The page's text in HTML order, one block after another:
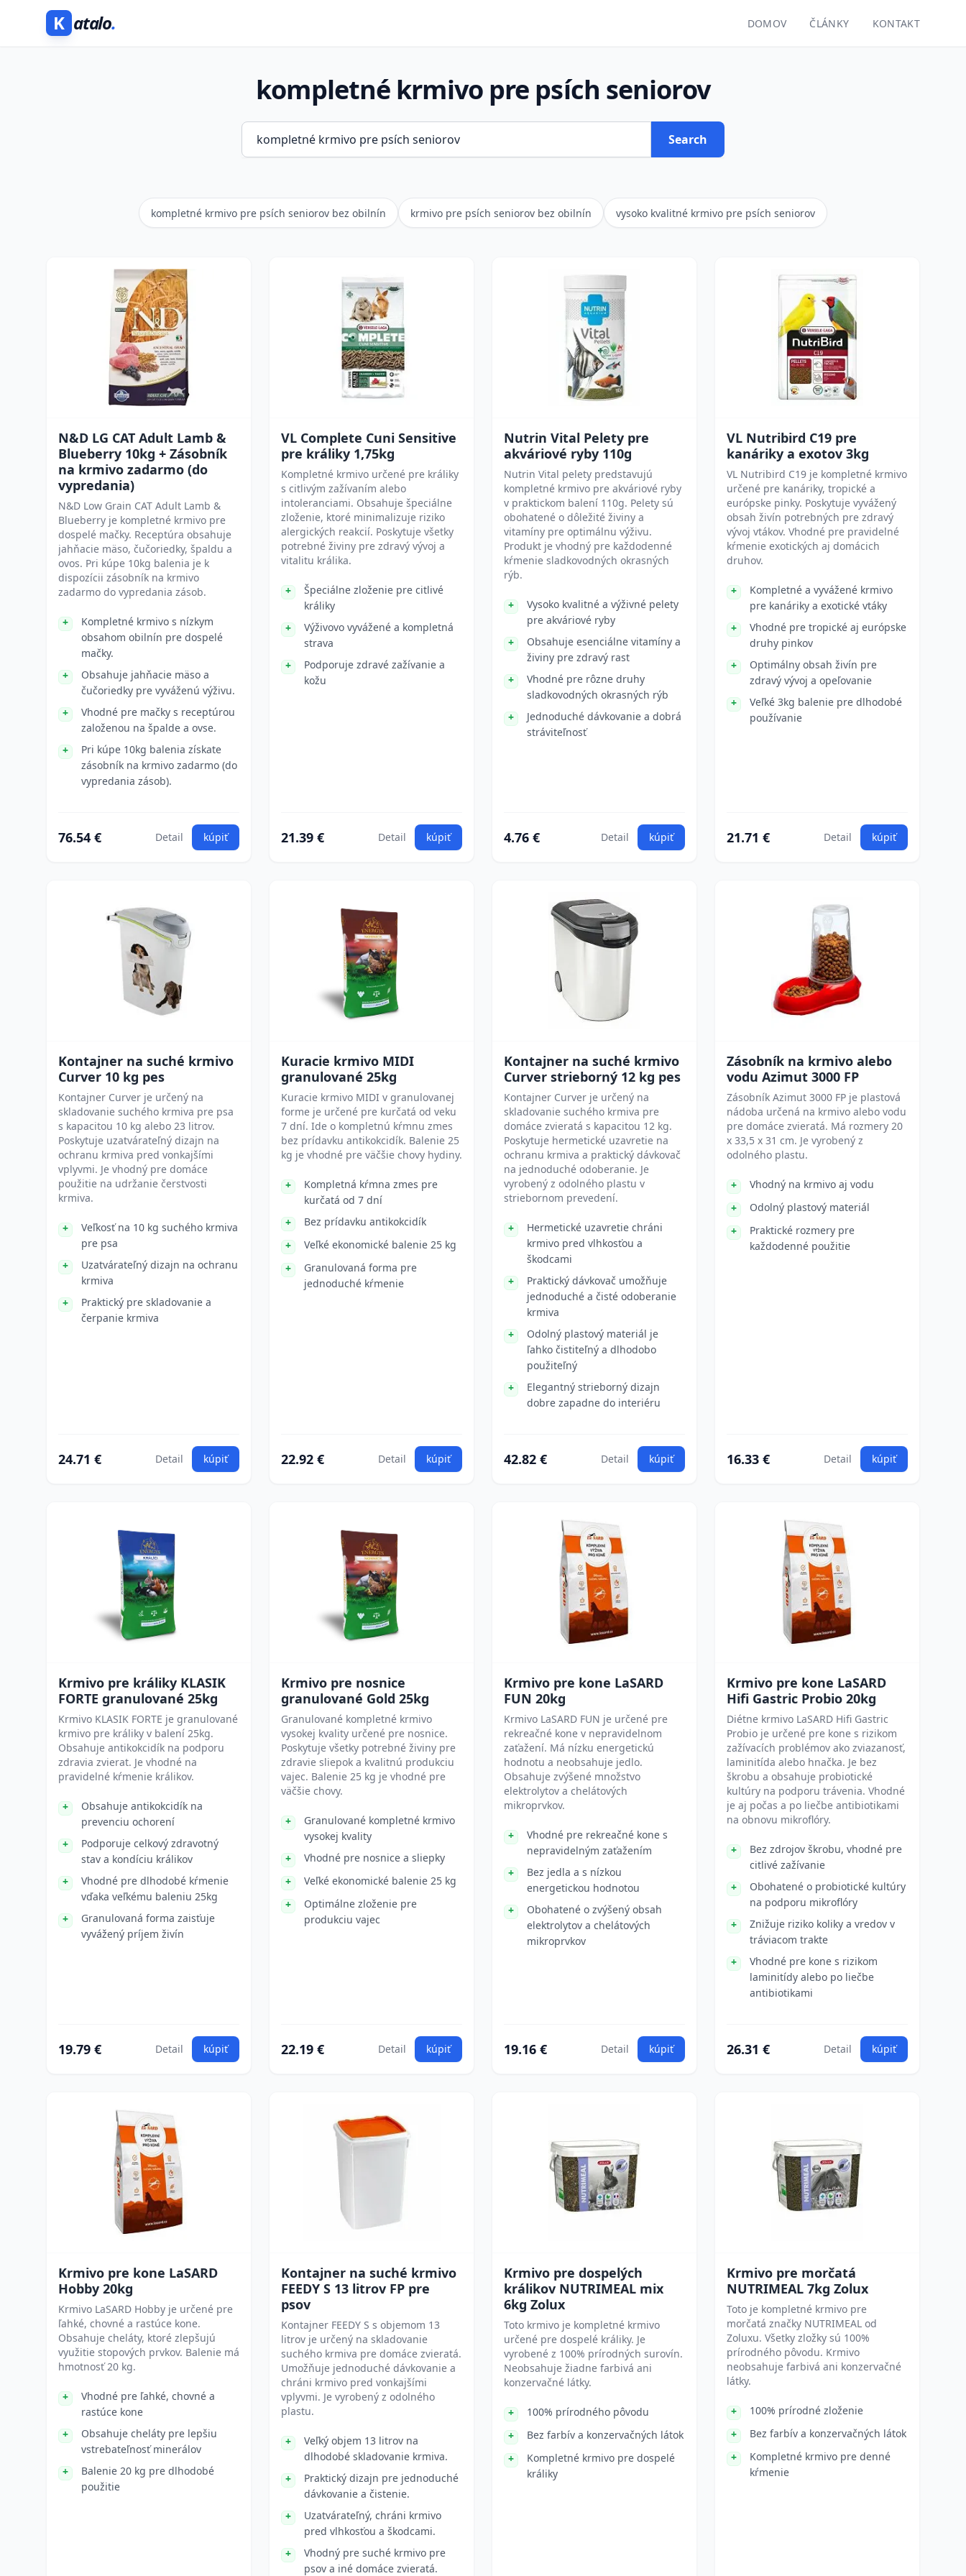
K atalo. DOMOV ČLÁNKY KONTAKT
kompletné krmivo pre psích seniorov
Search
kompletné krmivo pre psích seniorov bez obilnín krmivo pre psích seniorov bez obilnín vysoko kvalitné krmivo pre psích seniorov
N&D LG CAT Adult Lamb &
Blueberry 10kg + Zásobník
na krmivo zadarmo (do
vypredania)
N&D Low Grain CAT Adult Lamb &
Blueberry je kompletné krmivo pre
dospelé mačky. Receptúra obsahuje
jahňacie mäso, čučoriedky, špaldu a
ovos. Pri kúpe 10kg balenia je k
dispozícii zásobník na krmivo
zadarmo do vypredania zásob.
Kompletné krmivo s nízkym
obsahom obilnín pre dospelé
mačky.
Obsahuje jahňacie mäso a
čučoriedky pre vyváženú výživu.
Vhodné pre mačky s receptúrou
založenou na špalde a ovse.
Pri kúpe 10kg balenia získate
zásobník na krmivo zadarmo (do
vypredania zásob).
76.54 € Detail kúpiť
VL Complete Cuni Sensitive
pre králiky 1,75kg
Kompletné krmivo určené pre králiky
s citlivým zažívaním alebo
intoleranciami. Obsahuje špeciálne
zloženie, ktoré minimalizuje riziko
alergických reakcií. Poskytuje všetky
potrebné živiny pre zdravý vývoj a
vitalitu králika.
Špeciálne zloženie pre citlivé
králiky
Výživovo vyvážené a kompletná
strava
Podporuje zdravé zažívanie a
kožu
21.39 € Detail kúpiť
Nutrin Vital Pelety pre
akváriové ryby 110g
Nutrin Vital pelety predstavujú
kompletné krmivo pre akváriové ryby
v praktickom balení 110g. Pelety sú
obohatené o dôležité živiny a
vitamíny pre optimálnu výživu.
Produkt je vhodný pre každodenné
kŕmenie sladkovodných okrasných
rýb.
Vysoko kvalitné a výživné pelety
pre akváriové ryby
Obsahuje esenciálne vitamíny a
živiny pre zdravý rast
Vhodné pre rôzne druhy
sladkovodných okrasných rýb
Jednoduché dávkovanie a dobrá
stráviteľnosť
4.76 € Detail kúpiť
VL Nutribird C19 pre
kanáriky a exotov 3kg
VL Nutribird C19 je kompletné krmivo
určené pre kanáriky, tropické a
európske pinky. Poskytuje vyvážený
obsah živín potrebných pre zdravý
vývoj vtákov. Vhodné pre pravidelné
kŕmenie exotických aj domácich
druhov.
Kompletné a vyvážené krmivo
pre kanáriky a exotické vtáky
Vhodné pre tropické aj európske
druhy pinkov
Optimálny obsah živín pre
zdravý vývoj a opeľovanie
Veľké 3kg balenie pre dlhodobé
používanie
21.71 € Detail kúpiť
Kontajner na suché krmivo
Curver 10 kg pes
Kontajner Curver je určený na
skladovanie suchého krmiva pre psa
s kapacitou 10 kg alebo 23 litrov.
Poskytuje uzatvárateľný dizajn na
ochranu krmiva pred vonkajšími
vplyvmi. Je vhodný pre domáce
použitie na udržanie čerstvosti
krmiva.
Veľkosť na 10 kg suchého krmiva
pre psa
Uzatvárateľný dizajn na ochranu
krmiva
Praktický pre skladovanie a
čerpanie krmiva
24.71 € Detail kúpiť
Kuracie krmivo MIDI
granulované 25kg
Kuracie krmivo MIDI v granulovanej
forme je určené pre kurčatá od veku
7 dní. Ide o kompletnú kŕmnu zmes
bez prídavku antikokcidík. Balenie 25
kg je vhodné pre väčšie chovy hydiny.
Kompletná kŕmna zmes pre
kurčatá od 7 dní
Bez prídavku antikokcidík
Veľké ekonomické balenie 25 kg
Granulovaná forma pre
jednoduché kŕmenie
22.92 € Detail kúpiť
Kontajner na suché krmivo
Curver strieborný 12 kg pes
Kontajner Curver je určený na
skladovanie suchého krmiva pre
domáce zvieratá s kapacitou 12 kg.
Poskytuje hermetické uzavretie na
ochranu krmiva a praktický dávkovač
na jednoduché odoberanie. Je
vyrobený z odolného plastu v
striebornom prevedení.
Hermetické uzavretie chráni
krmivo pred vlhkosťou a
škodcami
Praktický dávkovač umožňuje
jednoduché a čisté odoberanie
krmiva
Odolný plastový materiál je
ľahko čistiteľný a dlhodobo
použiteľný
Elegantný strieborný dizajn
dobre zapadne do interiéru
42.82 € Detail kúpiť
Zásobník na krmivo alebo
vodu Azimut 3000 FP
Zásobník Azimut 3000 FP je plastová
nádoba určená na krmivo alebo vodu
pre domáce zvieratá. Má rozmery 20
x 33,5 x 31 cm. Je vyrobený z
odolného plastu.
Vhodný na krmivo aj vodu
Odolný plastový materiál
Praktické rozmery pre
každodenné použitie
16.33 € Detail kúpiť
Krmivo pre králiky KLASIK
FORTE granulované 25kg
Krmivo KLASIK FORTE je granulované
krmivo pre králiky v balení 25kg.
Obsahuje antikokcidík na podporu
zdravia zvierat. Je vhodné na
pravidelné kŕmenie králikov.
Obsahuje antikokcidík na
prevenciu ochorení
Podporuje celkový zdravotný
stav a kondíciu králikov
Vhodné pre dlhodobé kŕmenie
vďaka veľkému baleniu 25kg
Granulovaná forma zaisťuje
vyvážený príjem živín
19.79 € Detail kúpiť
Krmivo pre nosnice
granulované Gold 25kg
Granulované kompletné krmivo
vysokej kvality určené pre nosnice.
Poskytuje všetky potrebné živiny pre
zdravie sliepok a kvalitnú produkciu
vajec. Balenie 25 kg je vhodné pre
väčšie chovy.
Granulované kompletné krmivo
vysokej kvality
Vhodné pre nosnice a sliepky
Veľké ekonomické balenie 25 kg
Optimálne zloženie pre
produkciu vajec
22.19 € Detail kúpiť
Krmivo pre kone LaSARD
FUN 20kg
Krmivo LaSARD FUN je určené pre
rekreačné kone v nepravidelnom
zaťažení. Má nízku energetickú
hodnotu a neobsahuje jedlo.
Obsahuje zvýšené množstvo
elektrolytov a chelátových
mikroprvkov.
Vhodné pre rekreačné kone s
nepravidelným zaťažením
Bez jedla a s nízkou
energetickou hodnotou
Obohatené o zvýšený obsah
elektrolytov a chelátových
mikroprvkov
19.16 € Detail kúpiť
Krmivo pre kone LaSARD
Hifi Gastric Probio 20kg
Diétne krmivo LaSARD Hifi Gastric
Probio je určené pre kone s rizikom
zažívacích problémov ako zviazanosť,
laminitída alebo hnačka. Je bez
škrobu a obsahuje probiotické
kultúry na podporu trávenia. Vhodné
je aj počas a po liečbe antibiotikami
na obnovu mikroflóry.
Bez zdrojov škrobu, vhodné pre
citlivé zažívanie
Obohatené o probiotické kultúry
na podporu mikroflóry
Znižuje riziko koliky a vredov v
tráviacom trakte
Vhodné pre kone s rizikom
laminitídy alebo po liečbe
antibiotikami
26.31 € Detail kúpiť
Krmivo pre kone LaSARD
Hobby 20kg
Krmivo LaSARD Hobby je určené pre
ľahké, chovné a rastúce kone.
Obsahuje cheláty, ktoré zlepšujú
využitie stopových prvkov. Balenie má
hmotnosť 20 kg.
Vhodné pre ľahké, chovné a
rastúce kone
Obsahuje cheláty pre lepšiu
vstrebateľnosť minerálov
Balenie 20 kg pre dlhodobé
použitie
Kontajner na suché krmivo
FEEDY S 13 litrov FP pre
psov
Kontajner FEEDY S s objemom 13
litrov je určený na skladovanie
suchého krmiva pre domáce zvieratá.
Umožňuje jednoduché dávkovanie a
chráni krmivo pred vonkajšími
vplyvmi. Je vyrobený z odolného
plastu.
Veľký objem 13 litrov na
dlhodobé skladovanie krmiva.
Praktický dizajn pre jednoduché
dávkovanie a čistenie.
Uzatvárateľný, chráni krmivo
pred vlhkosťou a škodcami.
Vhodný pre suché krmivo pre
psov a iné domáce zvieratá.
Krmivo pre dospelých
králikov NUTRIMEAL mix
6kg Zolux
Toto krmivo je kompletné krmivo
určené pre dospelé králiky. Je
vyrobené z 100% prírodných surovín.
Neobsahuje žiadne farbivá ani
konzervačné látky.
100% prírodného pôvodu
Bez farbív a konzervačných látok
Kompletné krmivo pre dospelé
králiky
Krmivo pre morčatá
NUTRIMEAL 7kg Zolux
Toto je kompletné krmivo pre
morčatá značky NUTRIMEAL od
Zoluxu. Všetky zložky sú 100%
prírodného pôvodu. Krmivo
neobsahuje farbivá ani konzervačné
látky.
100% prírodné zloženie
Bez farbív a konzervačných látok
Kompletné krmivo pre denné
kŕmenie